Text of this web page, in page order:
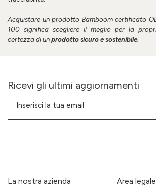
Acquistare un prodotto Bamboomcertificato
100 significa scegliere il meglio per la
certezza di unprodottosicuro e sostenibile.
Ricevi gli ultimi aggiornamenti
La nostra azienda Area legale